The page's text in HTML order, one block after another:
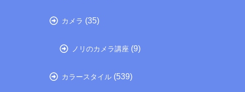
カメラ (35)
ノリのカメラ講座 (9)
カラースタイル (539)